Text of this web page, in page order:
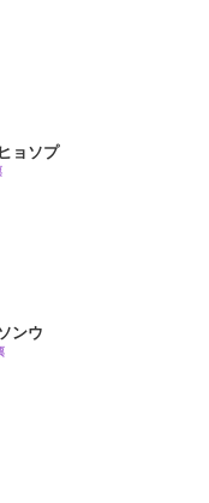
ョソプ
ンウ